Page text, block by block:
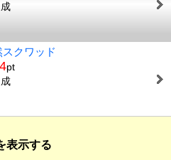
スクワッド
pt
表示する